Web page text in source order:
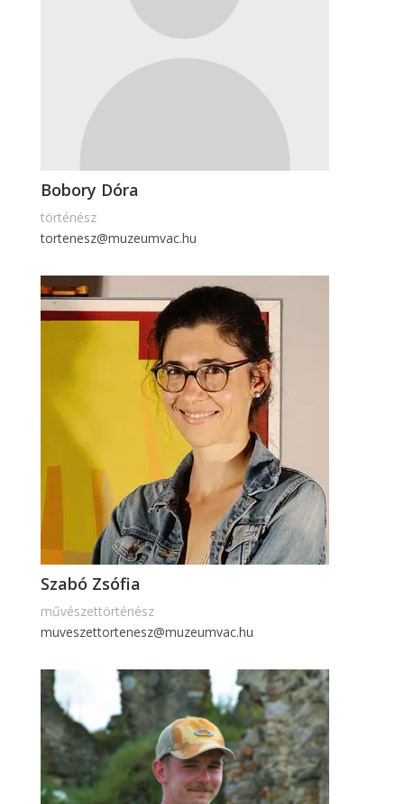
Bobory Dóra
történész
tortenesz@muzeumvac.hu
Szabó Zsófia
művészettörténész
muveszettortenesz@muzeumvac.hu